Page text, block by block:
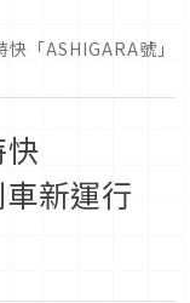
「ASHIGARA號」
車新運行